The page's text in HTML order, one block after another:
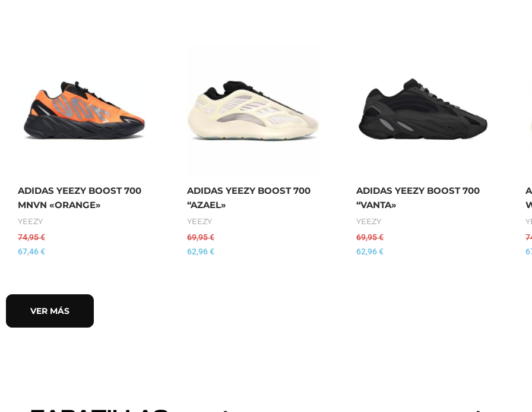
ADIDAS YEEZY BOOST 700
MNVN «ORANGE»
YEEZY
74,95€
67,46€
ADIDAS YEEZY BOOST 700
“AZAEL»
YEEZY
69,95€
62,96€
ADIDAS YEEZY BOOST 700
“VANTA»
YEEZY
69,95€
62,96€
VER MÁS